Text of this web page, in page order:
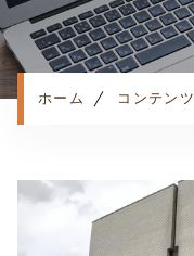
ホーム コンテンツ